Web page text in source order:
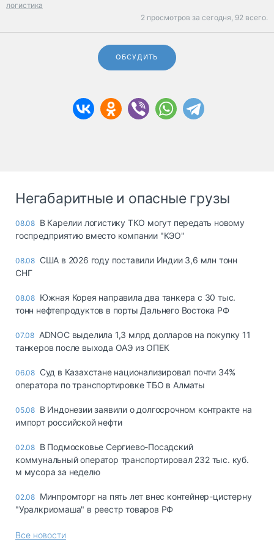
логистика
2 просмотров за сегодня, 92 всего.
ОБСУДИТЬ
Негабаритные и опасные грузы
08.08 В Карелии логистику ТКО могут передать новому
госпредприятию вместо компании "КЭО"
08.08 США в 2026 году поставили Индии 3,6 млн тонн
СНГ
08.08 Южная Корея направила два танкера с 30 тыс.
тонн нефтепродуктов в порты Дальнего Востока РФ
07.08 ADNOC выделила 1,3 млрд долларов на покупку 11
танкеров после выхода ОАЭ из ОПЕК
06.08 Суд в Казахстане национализировал почти 34%
оператора по транспортировке ТБО в Алматы
05.08 В Индонезии заявили о долгосрочном контракте на
импорт российской нефти
02.08 В Подмосковье Сергиево-Посадский
коммунальный оператор транспортировал 232 тыс. куб.
м мусора за неделю
02.08 Минпромторг на пять лет внес контейнер-цистерну
"Уралкриомаша" в реестр товаров РФ
Все новости